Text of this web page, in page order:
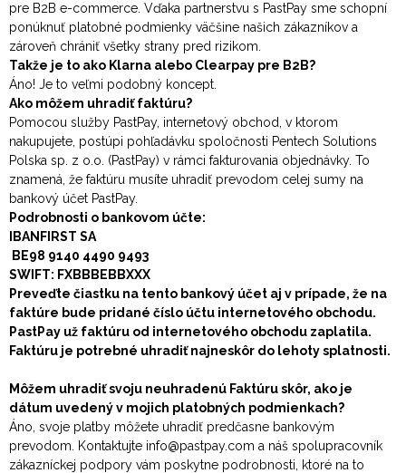
pre B2B e-commerce. Vďaka partnerstvu s PastPay sme schopní
ponúknuť platobné podmienky väčšine našich zákazníkov a
zároveň chrániť všetky strany pred rizikom.
Takže je to ako Klarna alebo Clearpay pre B2B?
Áno! Je to veľmi podobný koncept.
Ako môžem uhradiť faktúru?
Pomocou služby PastPay, internetový obchod, v ktorom
nakupujete, postúpi pohľadávku spoločnosti Pentech Solutions
Polska sp. z o.o. (PastPay) v rámci fakturovania objednávky. To
znamená, že faktúru musíte uhradiť prevodom celej sumy na
bankový účet PastPay.
Podrobnosti o bankovom účte:
IBANFIRST SA
BE98 9140 4490 9493
SWIFT: FXBBBEBBXXX
Preveďte čiastku na tento bankový účet aj v prípade, že na
faktúre bude pridané číslo účtu internetového obchodu.
PastPay už faktúru od internetového obchodu zaplatila.
Faktúru je potrebné uhradiť najneskôr do lehoty splatnosti.
Môžem uhradiť svoju neuhradenú Faktúru skôr, ako je
dátum uvedený v mojich platobných podmienkach?
Áno, svoje platby môžete uhradiť predčasne bankovým
prevodom. Kontaktujte info@pastpay.com a náš spolupracovník
zákazníckej podpory vám poskytne podrobnosti, ktoré na to